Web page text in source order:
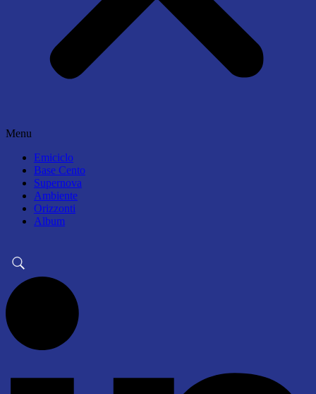
Menu
Emiciclo
Base Cento
Supernova
Ambiente
Orizzonti
Album